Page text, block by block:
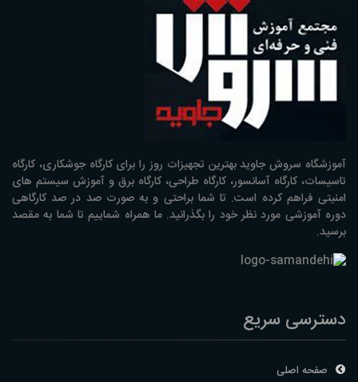
آموزشگاه سروش جاوید بهترین تجهیزات روز را برای کارگاه جوشکاری، کارگاه
تاسیسات، کارگاه آسانسور، کارگاه طراحی، کارگاه برق و آموزش سیستم های
امنیتی فراهم کرده است. تا شما براحتی و به صورت صد در صد کارگاهی
دوره آموزشی مورد نظر خود را بگذرانید. ما همراه شماییم تا شما به مقصد
برسید.
دسترسی سریع
صفحه اصلی